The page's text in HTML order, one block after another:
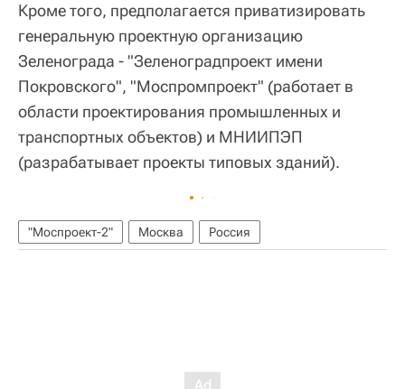
Кроме того, предполагается приватизировать
генеральную проектную организацию
Зеленограда - "Зеленоградпроект имени
Покровского", "Моспромпроект" (работает в
области проектирования промышленных и
транспортных объектов) и МНИИПЭП
(разрабатывает проекты типовых зданий).
"Моспроект-2" Москва Россия